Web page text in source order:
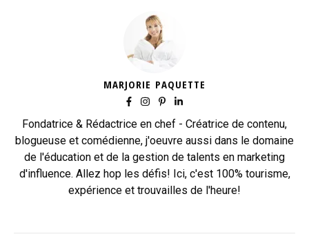
MARJORIE PAQUETTE
Fondatrice & Rédactrice en chef - Créatrice de contenu,
blogueuse et comédienne, j'oeuvre aussi dans le domaine
de l'éducation et de la gestion de talents en marketing
d'influence. Allez hop les défis! Ici, c'est 100% tourisme,
expérience et trouvailles de l'heure!